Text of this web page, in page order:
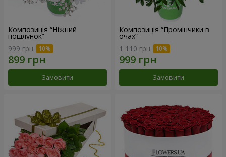
Композиція “Ніжний
поцілунок”
999 грн
Замовити
Композиція “Промінчики в
очах”
1 110 грн
Замовити